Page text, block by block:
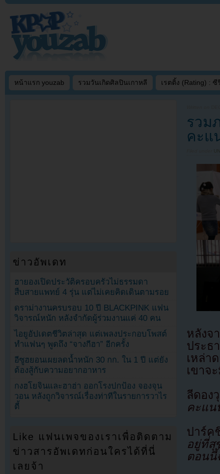
หน้าแรก youzab รวมวันเกิดศิลปินเกาหลี เรตติ้ง (Rating) : ซี
รวม
คะแ
หลังจ
ประธ
เหล่า
เขาจ
ลีดอง
คะแน
ปาร์
อยู่ที่สุ
ตอนนี้
ข่าวอัพเดท
ฮายองเปิดประวัติครอบครัวไม่ธรรมดา
สืบสายแพทย์ 4 รุ่น แต่ไม่เคยคิดเดินตามรอย
ดราม่างานครบรอบ 10 ปี BLACKPINK แฟน
วิจารณ์หนัก หลังจำกัดผู้ร่วมงานแค่ 40 คน
ไอยูอัปเดตชีวิตล่าสุด แต่เพลงประกอบโพสต์
ทำแฟนๆ พูดถึง “จางกีฮา” อีกครั้ง
อีซูฮยอนเผยลดน้ำหนัก 30 กก. ใน 1 ปี แต่ยัง
ต้องสู้กับความอยากอาหาร
กงฮโยจินและฮาฮ่า ออกโรงปกป้อง จองจุน
วอน หลังถูกวิจารณ์เรื่องท่าทีในรายการวาไร
ตี้
Like แฟนเพจของเราเพื่อติดตาม
ข่าวสารอัพเดทก่อนใครได้ที่นี่
เลยจ้า